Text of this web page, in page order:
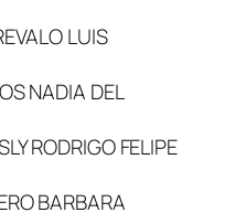
LUIS
NADIA DEL
RODRIGO FELIPE
BARBARA